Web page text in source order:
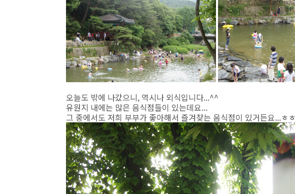
오늘도 밖에 나갔으니, 역시나 외식입니다...^^
유원지 내에는 많은 음식점들이 있는데요...
그 중에서도 저희 부부가 좋아해서 즐겨찾는 음식점이 있거든요...ㅎㅎ